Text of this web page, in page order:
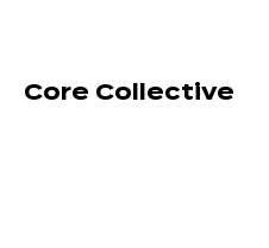
Core Collective